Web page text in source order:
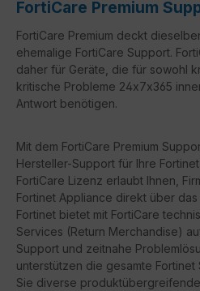
FortiCare Premium
FortiCare Premium deckt
ehemalige FortiCare Support.
daher für Geräte, die für sowohl
kritische Probleme 24x7x365
Antwort benötigen.
Mit dem FortiCare Premium
Hersteller-Support für Ihre
FortiCare Lizenz erlaubt Ihnen,
Fortinet Appliance direkt über das
Fortinet bietet mit FortiCare
Services (Return Merchandise)
Support und zeitnahe
unterstützen die gesamte
Sie diverse